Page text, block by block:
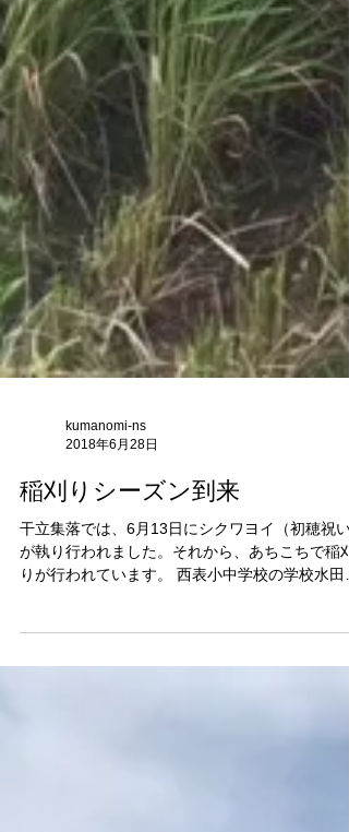
kumanomi-ns
2018年6月28日
稲刈りシーズン到来
干立集落では、6月13日にシクワヨイ（初穂祝い
りが行われています。 西表小中学校の学校水田